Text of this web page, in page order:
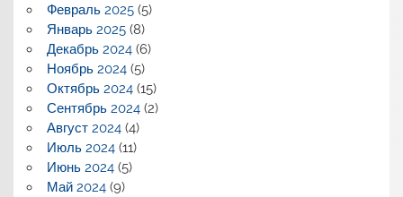
Февраль 2025(5)
Январь 2025(8)
Декабрь 2024(6)
Ноябрь 2024(5)
Октябрь 2024(15)
Сентябрь 2024(2)
Август 2024(4)
Июль 2024(11)
Июнь 2024(5)
Май 2024(9)